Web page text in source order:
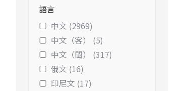
語言
中文 (2969)
中文（客） (5)
中文（閩） (317)
俄文 (16)
印尼文 (17)